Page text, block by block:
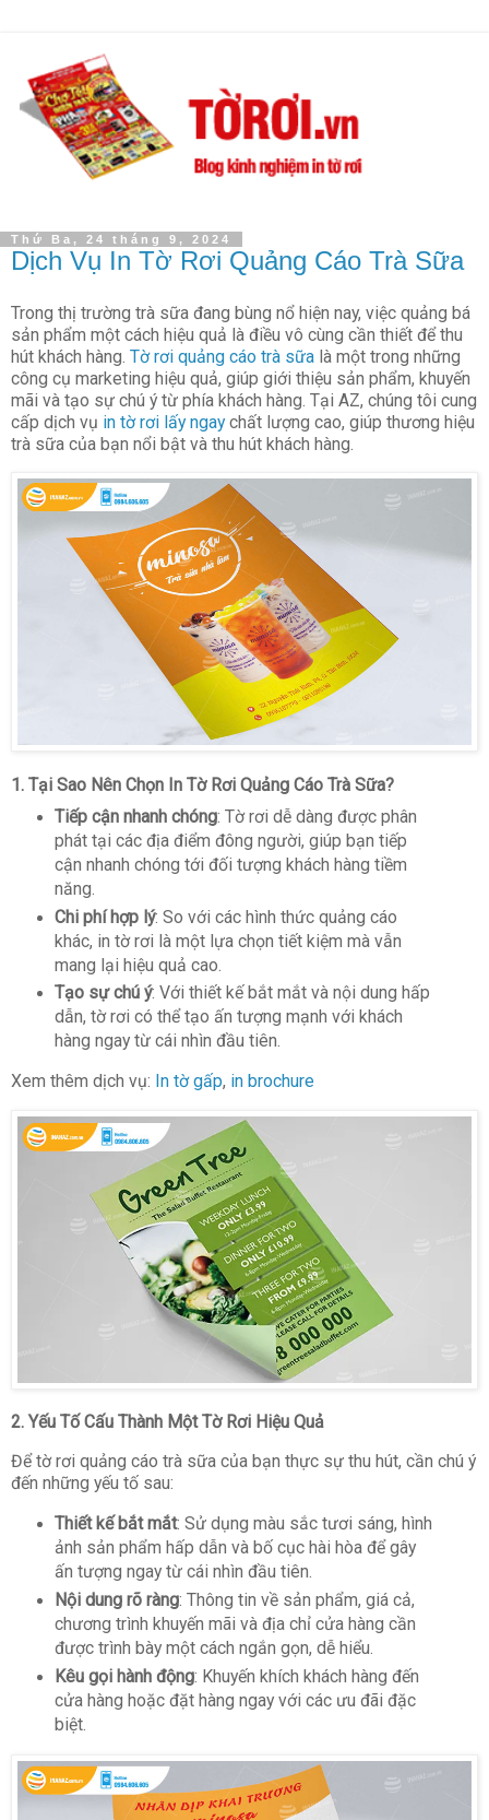
Thứ Ba, 24 tháng 9, 2024
Dịch Vụ In Tờ Rơi Quảng Cáo Trà Sữa
Trong thị trường trà sữa đang bùng nổ hiện nay, việc quảng bá
sản phẩm một cách hiệu quả là điều vô cùng cần thiết để thu
hút khách hàng. Tờ rơi quảng cáo trà sữa là một trong những
công cụ marketing hiệu quả, giúp giới thiệu sản phẩm, khuyến
mãi và tạo sự chú ý từ phía khách hàng. Tại AZ, chúng tôi cung
cấp dịch vụ in tờ rơi lấy ngaychất lượng cao, giúp thương hiệu
trà sữa của bạn nổi bật và thu hút khách hàng.
1. Tại Sao Nên Chọn In Tờ Rơi Quảng Cáo Trà Sữa?
Tiếp cận nhanh chóng: Tờ rơi dễ dàng được phân
phát tại các địa điểm đông người, giúp bạn tiếp
cận nhanh chóng tới đối tượng khách hàng tiềm
năng.
Chi phí hợp lý: So với các hình thức quảng cáo
khác, in tờ rơi là một lựa chọn tiết kiệm mà vẫn
mang lại hiệu quả cao.
Tạo sự chú ý: Với thiết kế bắt mắt và nội dung hấp
dẫn, tờ rơi có thể tạo ấn tượng mạnh với khách
hàng ngay từ cái nhìn đầu tiên.
Xem thêm dịch vụ: In tờ gấp, in brochure
2. Yếu Tố Cấu Thành Một Tờ Rơi Hiệu Quả
Để tờ rơi quảng cáo trà sữa của bạn thực sự thu hút, cần chú ý
đến những yếu tố sau:
Thiết kế bắt mắt: Sử dụng màu sắc tươi sáng, hình
ảnh sản phẩm hấp dẫn và bố cục hài hòa để gây
ấn tượng ngay từ cái nhìn đầu tiên.
Nội dung rõ ràng: Thông tin về sản phẩm, giá cả,
chương trình khuyến mãi và địa chỉ cửa hàng cần
được trình bày một cách ngắn gọn, dễ hiểu.
Kêu gọi hành động: Khuyến khích khách hàng đến
cửa hàng hoặc đặt hàng ngay với các ưu đãi đặc
biệt.